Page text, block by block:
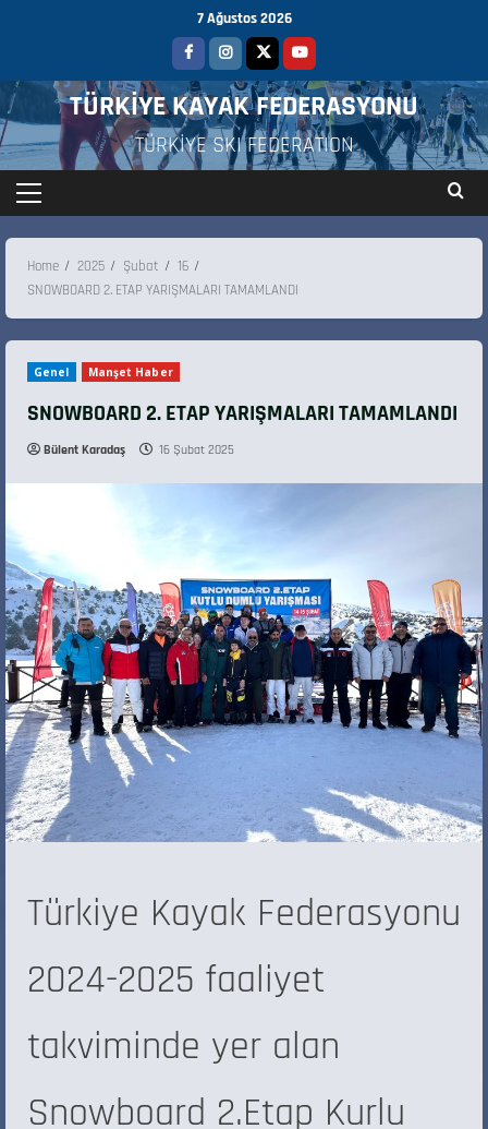
7 Ağustos 2026
TÜRKİYE KAYAK FEDERASYONU
TÜRKİYE SKI FEDERATION
Home 2025 Şubat
16
SNOWBOARD 2. ETAP YARIŞMALARI TAMAMLANDI
Genel Manşet Haber
SNOWBOARD 2. ETAP YARIŞMALARI TAMAMLANDI
Bülent Karadaş 16 Şubat 2025
Türkiye Kayak Federasyonu
2024-2025 faaliyet
takviminde yer alan
Snowboard 2.Etap Kurlu